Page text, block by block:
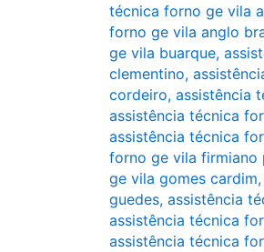
técnica forno ge vila
forno ge vila anglo
ge vila buarque,
clementino,
cordeiro, assistência
assistência técnica
assistência técnica
forno ge vila firmiano
ge vila gomes cardim,
guedes, assistência
assistência técnica
assistência técnica